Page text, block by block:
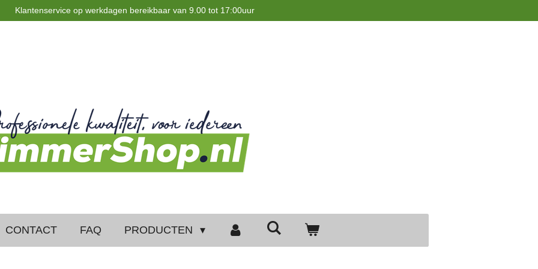
Klantenservice op werkdagen bereikbaar van 9.00 tot 17:00uur
CONTACT FAQ PRODUCTEN